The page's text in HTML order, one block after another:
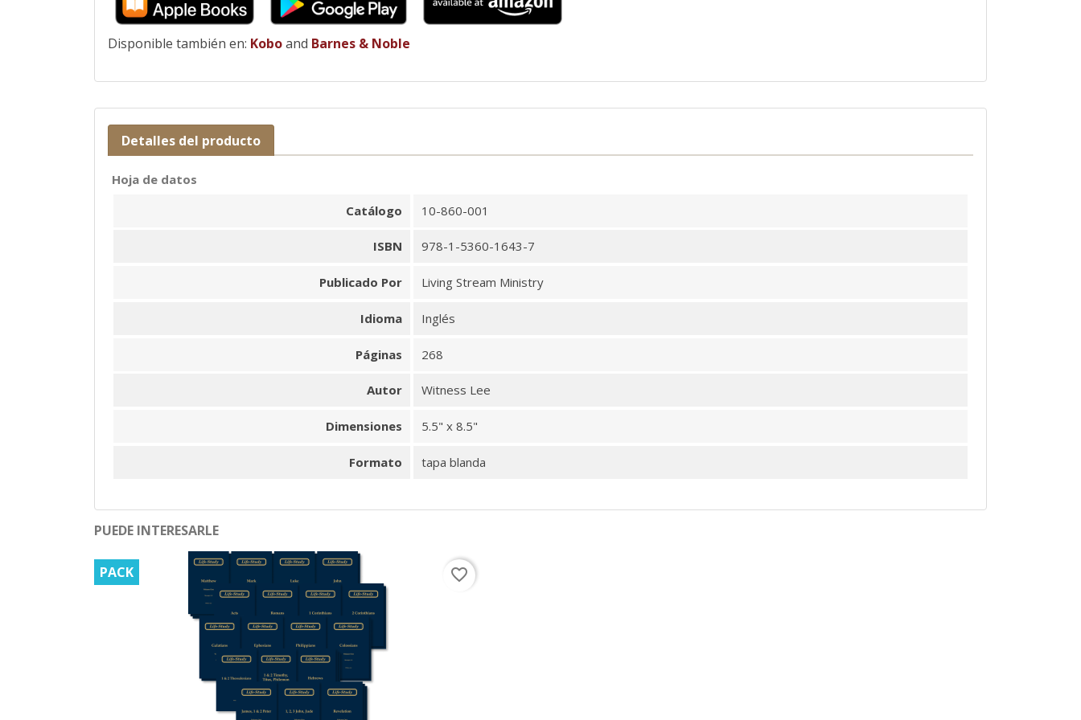
Disponible también en: Koboand Barnes & Noble
Detalles del producto
Hoja de datos
Catálogo
10-860-001
ISBN 978-1-5360-1643-7
Publicado Por Living Stream Ministry
Idioma Inglés
Páginas 268
Autor Witness Lee
Dimensiones 5.5" x 8.5"
Formato tapa blanda
PUEDE INTERESARLE
PACK favorite_border